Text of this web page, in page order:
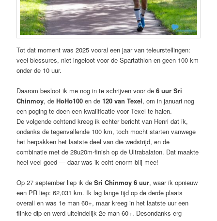
Tot dat moment was 2025 vooral een jaar van teleurstellingen:
veel blessures, niet ingeloot voor de Spartathlon en geen 100 km
onder de 10 uur.
Daarom besloot ik me nog in te schrijven voor de6 uur Sri
Chinmoy, deHoHo100 en de120 van Texel, om in januari nog
een poging te doen een kwalificatie voor Texel te halen.
De volgende ochtend kreeg ik echter bericht van Henri dat ik,
ondanks de tegenvallende 100 km, toch mocht starten vanwege
het herpakken het laatste deel van die wedstrijd, en de
combinatie met de 28u20m-finish op de Ultrabalaton. Dat maakte
heel veel goed — daar was ik echt enorm blij mee!
Op 27 september liep ik deSri Chinmoy 6 uur, waar ik opnieuw
een PR liep: 62,031 km. Ik lag lange tijd op de derde plaats
overall en was 1e man 60+, maar kreeg in het laatste uur een
flinke dip en werd uiteindelijk 2e man 60+. Desondanks erg